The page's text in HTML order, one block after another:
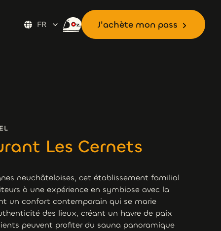
FR
J'achète mon pass
J'achète mon pass
Les Cernets
neuchâteloises, cet établissement familial
à une expérience en symbiose avec la
un confort contemporain qui se marie
des lieux, créant un havre de paix
peuvent profiter du sauna panoramique